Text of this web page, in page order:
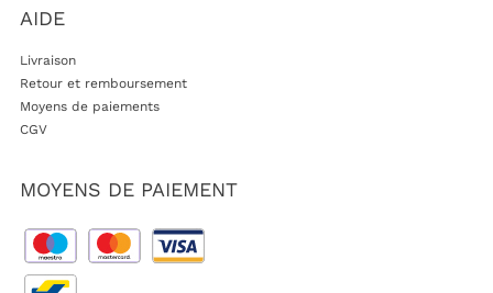
AIDE
Livraison
Retour et remboursement
Moyens de paiements
CGV
MOYENS DE PAIEMENT